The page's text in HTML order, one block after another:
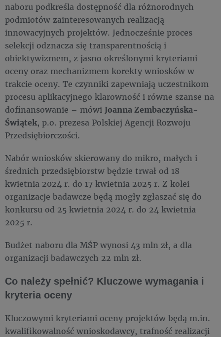
naboru podkreśla dostępność dla różnorodnych
podmiotów zainteresowanych realizacją
innowacyjnych projektów. Jednocześnie proces
selekcji odznacza się transparentnością i
obiektywizmem, z jasno określonymi kryteriami
oceny oraz mechanizmem korekty wniosków w
trakcie oceny. Te czynniki zapewniają uczestnikom
procesu aplikacyjnego klarowność i równe szanse na
dofinansowanie – mówi Joanna Zembaczyńska-
Świątek, p.o. prezesa Polskiej Agencji Rozwoju
Przedsiębiorczości.
Nabór wniosków skierowany do mikro, małych i
średnich przedsiębiorstw będzie trwał od 18
kwietnia 2024 r. do 17 kwietnia 2025 r. Z kolei
organizacje badawcze będą mogły zgłaszać się do
konkursu od 25 kwietnia 2024 r. do 24 kwietnia
2025 r.
Budżet naboru dla MŚP wynosi 43 mln zł, a dla
organizacji badawczych 22 mln zł.
Co należy spełnić? Kluczowe wymagania i
kryteria oceny
Kluczowymi kryteriami oceny projektów będą m.in.
kwalifikowalność wnioskodawcy, trafność realizacji